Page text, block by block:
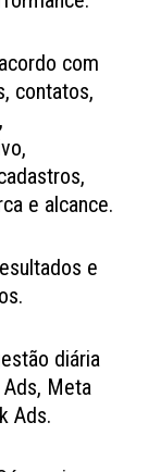
com
contatos,
e alcance.
e
diária
Ads, Meta
Ads.